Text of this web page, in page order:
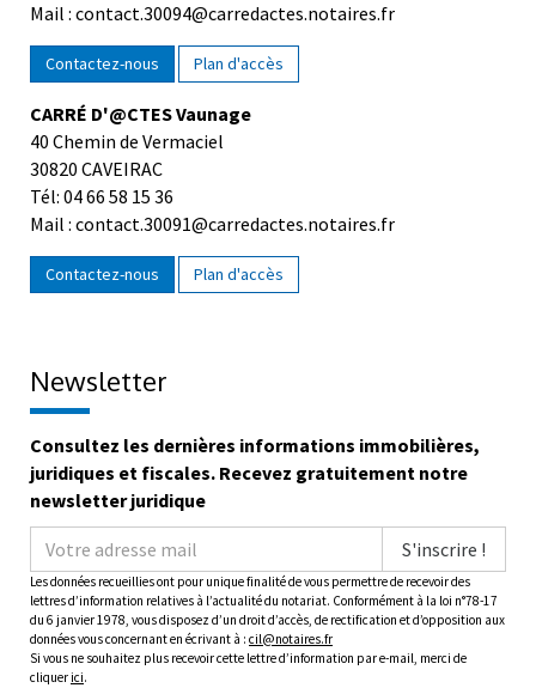
Mail : contact.30094@carredactes.notaires.fr
Contactez-nous Plan d'accès
CARRÉ D'@CTES Vaunage
40 Chemin de Vermaciel
30820 CAVEIRAC
Tél: 04 66 58 15 36
Mail : contact.30091@carredactes.notaires.fr
Contactez-nous Plan d'accès
Newsletter
Consultez les dernières informations immobilières,
juridiques et fiscales. Recevez gratuitement notre
newsletter juridique
S'inscrire !
Les données recueillies ont pour unique finalité de vous permettre de recevoir des
lettres d’information relatives à l’actualité du notariat. Conformément à la loi n°78-17
du 6 janvier 1978, vous disposez d’un droit d’accès, de rectification et d’opposition aux
données vous concernant en écrivant à : cil@notaires.fr
Si vous ne souhaitez plus recevoir cette lettre d’information par e-mail, merci de
cliquer ici.